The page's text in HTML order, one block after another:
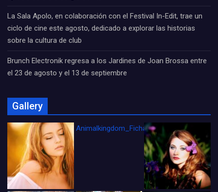
La Sala Apolo, en colaboración con el Festival In-Edit, trae un
ciclo de cine este agosto, dedicado a explorar las historias
sobre la cultura de club
Brunch Electronik regresa a los Jardines de Joan Brossa entre
el 23 de agosto y el 13 de septiembre
Gallery
Animalkingdom_FichaCine